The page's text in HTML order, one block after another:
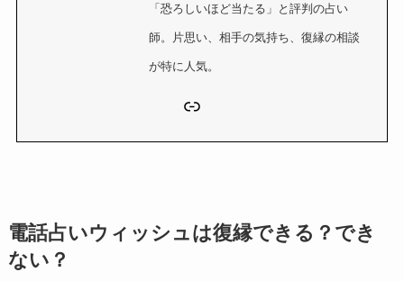
「恐ろしいほど当たる」と評判の占い
師。片思い、相手の気持ち、復縁の相談
が特に人気。
リンク
電話占いウィッシュは復縁できる？でき
ない？